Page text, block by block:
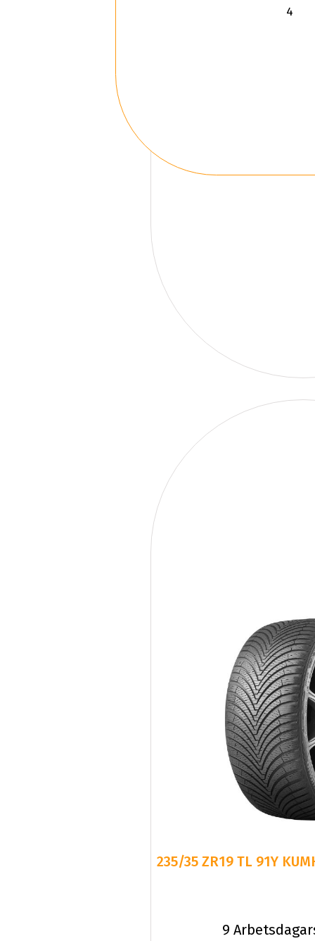
235/35 ZR19 TL 91Y
9